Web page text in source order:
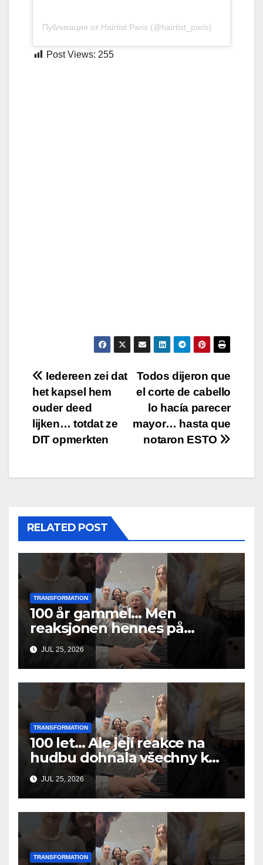
Публикация от Hairtist Paris (@hairtist_paris)
Post Views: 255
Post
navigation
Todos dijeron que
el corte de cabello
lo hacía parecer
mayor… hasta que
notaron ESTO
Iedereen zei dat
het kapsel hem
ouder deed
lijken… totdat ze
DIT opmerkten
RELATED POST
TRANSFORMATION
100 år gammel… Men
reaksjonen hennes på
musikken fikk alle til å gråte
JUL 25, 2026
TRANSFORMATION
100 let… Ale její reakce na
hudbu dohnala všechny k
slzám
JUL 25, 2026
TRANSFORMATION